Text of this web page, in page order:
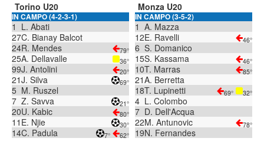
Torino U20
IN CAMPO (4-2-3-1)
1 L. Abati
27C. Bianay Balcot
24R. Mendes 79°
25A. Dellavalle 36°
99J. Antolini 20°
21J. Silva 69°
5 M. Ruszel
7 Z. Savva 21°
20U. Kabic 80°
11 E. Njie 30°
14C. Padula 7° 62°
Monza U20
IN CAMPO (3-5-2)
1 A. Mazza
12E. Ravelli 46°
6 S. Domanico
15S. Kassama 46°
10T. Marras 85°
21A. Berretta
18T. Lupinetti 69° 32°
4 L. Colombo
7 D. Dell'Acqua
22M. Antunovic 78°
19N. Fernandes